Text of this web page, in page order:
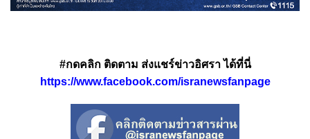
#กดคลิก ติดตาม ส่งแชร์ข่าวอิศรา ได้ที่นี่
https://www.facebook.com/isranewsfanpage